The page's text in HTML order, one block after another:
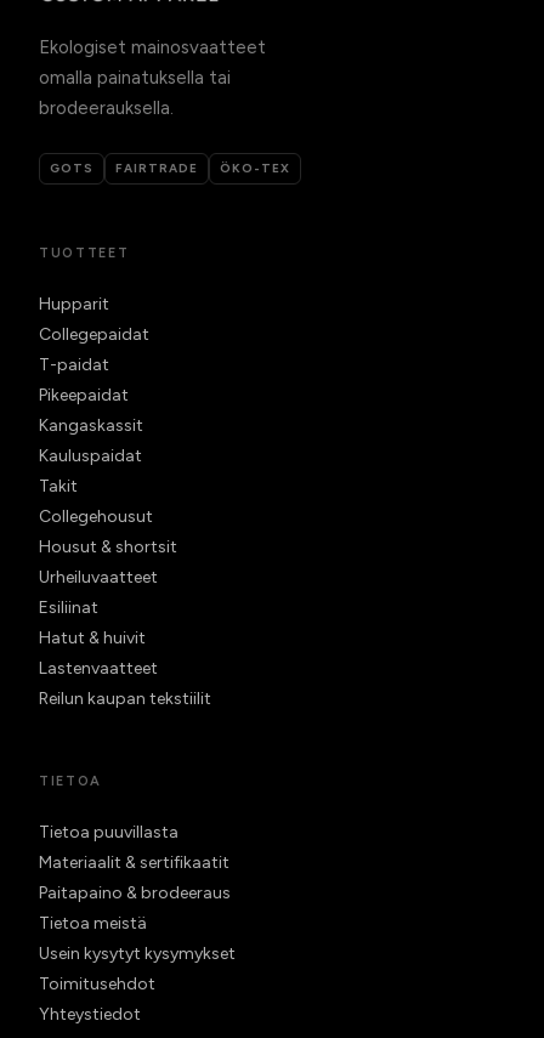
Ekologiset mainosvaatteet
omalla painatuksella tai
brodeerauksella.
GOTS FAIRTRADE ÖKO-TEX
TUOTTEET
Hupparit
Collegepaidat
T-paidat
Pikeepaidat
Kangaskassit
Kauluspaidat
Takit
Collegehousut
Housut & shortsit
Urheiluvaatteet
Esiliinat
Hatut & huivit
Lastenvaatteet
Reilun kaupan tekstiilit
TIETOA
Tietoa puuvillasta
Materiaalit & sertifikaatit
Paitapaino & brodeeraus
Tietoa meistä
Usein kysytyt kysymykset
Toimitusehdot
Yhteystiedot